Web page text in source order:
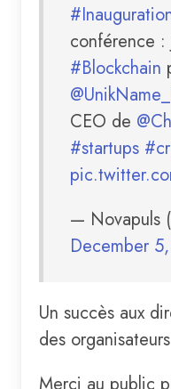
conférence :
#Blockchain
CEO de
#startups
— Novapuls
December
Un succès aux
des
Merci au public